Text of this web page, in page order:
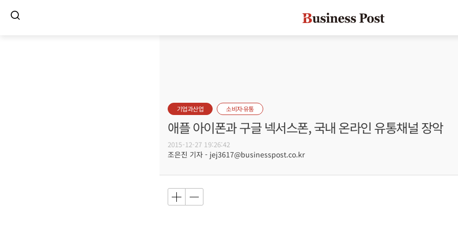
기업과산업 소비자·유통
애플 아이폰과 구글 넥서스폰, 국내 온라인 유통채널 장악
2015-12-27 19:26:42
조은진 기자 - jej3617@businesspost.co.kr